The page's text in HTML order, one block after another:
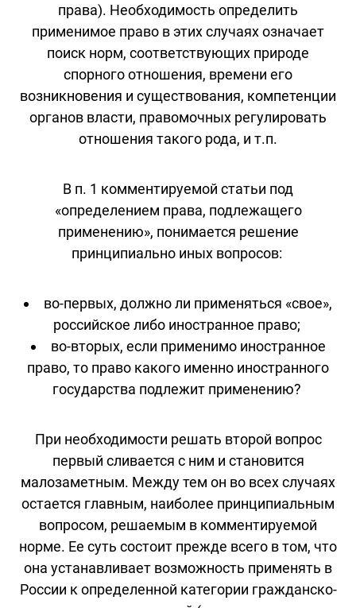
права). Необходимость определить
применимое право в этих случаях означает
поиск норм, соответствующих природе
спорного отношения, времени его
возникновения и существования, компетенции
органов власти, правомочных регулировать
отношения такого рода, и т.п.
В п. 1 комментируемой статьи под
«определением права, подлежащего
применению», понимается решение
принципиально иных вопросов:
во-первых, должно ли применяться «свое»,
российское либо иностранное право;
во-вторых, если применимо иностранное
право, то право какого именно иностранного
государства подлежит применению?
При необходимости решать второй вопрос
первый сливается с ним и становится
малозаметным. Между тем он во всех случаях
остается главным, наиболее принципиальным
вопросом, решаемым в комментируемой
норме. Ее суть состоит прежде всего в том, что
она устанавливает возможность применять в
России к определенной категории гражданско-